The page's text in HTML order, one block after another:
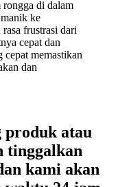
rongga di dalam
ke
frustrasi dari
cepat dan
cepat memastikan
dan
produk atau
tinggalkan
kami akan